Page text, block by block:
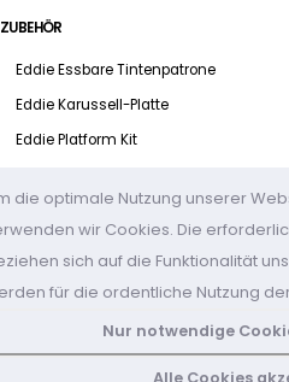
ZUBEHÖR
Eddie Essbare Tintenpatrone
Eddie Karussell-Platte
Eddie Platform Kit
Eddie Wartungs-Kit
Karley Showroom: Dauerausstellung -
Einkaufen mit Videokonferenz und
Messetermine (LINK)
die optimale Nutzung unserer
wir Cookies. Die
sich auf die Funktionalität
für die ordentliche Nutzung
Nur notwendige